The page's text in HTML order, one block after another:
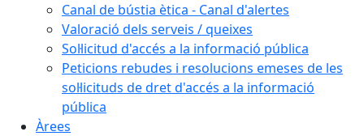
Canal de bústia ètica - Canal d'alertes
Valoració dels serveis / queixes
Sol·licitud d'accés a la informació pública
Peticions rebudes i resolucions emeses de les
sol·licituds de dret d'accés a la informació
pública
Àrees